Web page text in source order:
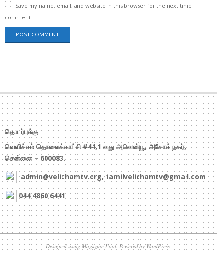
Save my name, email, and website in this browser for the next time I
comment.
தொடர்புக்கு
வெளிச்சம் தொலைக்காட்சி #44,1 வது அவென்யூ, அசோக் நகர்,
சென்னை – 600083.
admin@velichamtv.org, tamilvelichamtv@gmail.com
044 4860 6441
Designed using Magazine Hoot. Powered byWordPress.